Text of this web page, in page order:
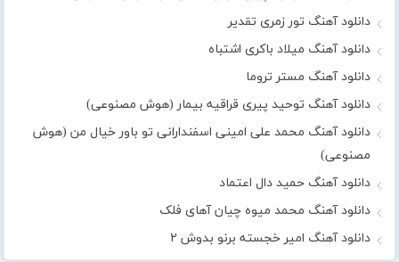
دانلود آهنگ تور زمری تقدیر
دانلود آهنگ میلاد باکری اشتباه
دانلود آهنگ مستر تروما
دانلود آهنگ توحید پیری قراقیه بیمار (هوش مصنوعی)
دانلود آهنگ محمد علی امینی اسفندارانی تو باور خیال من (هوش
مصنوعی)
دانلود آهنگ حمید دال اعتماد
دانلود آهنگ محمد میوه چیان آهای فلک
دانلود آهنگ امیر خجسته برنو بدوش ۲